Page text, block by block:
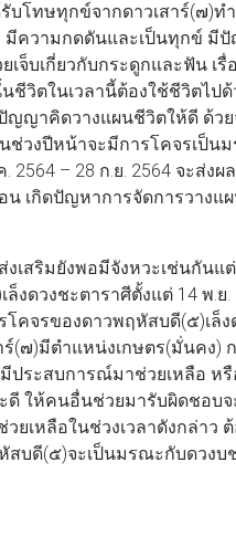
โทษทุกข์จากดาวเสาร์(๗)ทำ
มีความกดดันและเป็นทุกข์ มี
จ็บเกี่ยวกับกระดูกและฟัน เรื่
ชีวิตในเวลานี้ต้องใช้ชีวิตไปด้
ญญาคิดวางแผนชีวิตให้ดี ด้วย
ช่วงปีหน้าจะมีการโคจรเป็น
2564 – 28 ก.ย. 2564 จะส่งผ
เกิดปัญหาการจัดการวางแ
สริมยังพอมีจังหวะเช่นกันแต่
งดวงชะตาราศีตั้งแต่ 14 พ.ย.
โคจรของดาวพฤหัสบดี(๕)เล็ง
(๗)มีตำแหน่งเกษตร(มั่นคง)
ประสบการณ์มาช่วยเหลือ หรื
ดี ให้คนอื่นช่วยมารับผิดชอบ
ยเหลือในช่วงเวลาดังกล่าว ต้
สบดี(๕)จะเป็นมรณะกับดวงบ